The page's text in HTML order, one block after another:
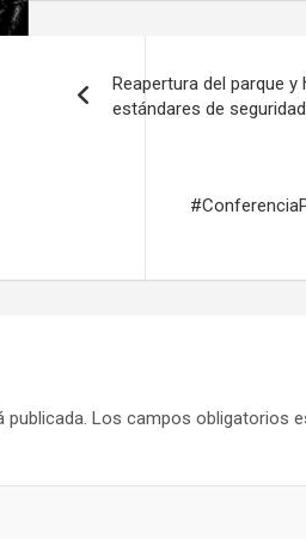
Reapertura del parque
estándares de
publicada. Los campos obligatorios